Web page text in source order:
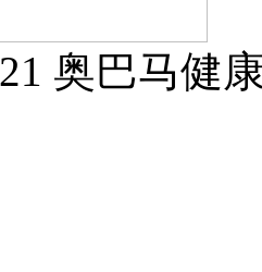
奥巴马健